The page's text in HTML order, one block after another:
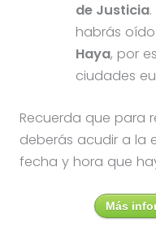
de Justicia
habrás
Haya, por
ciudades
Recuerda que para
deberás acudir a la
fecha y hora que
Más